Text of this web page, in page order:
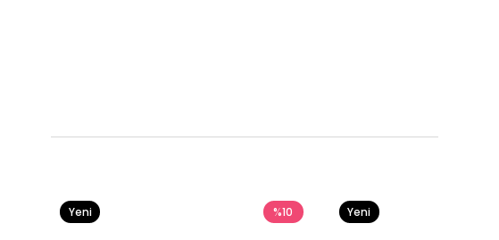
%10
Yeni
Yeni